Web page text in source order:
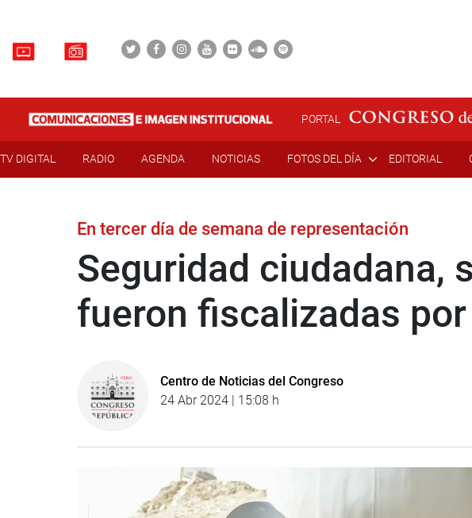
PORTAL
TV DIGITAL RADIO AGENDA NOTICIAS FOTOS DEL DÍA EDITORIAL
En tercer día de semana de representación
Seguridad ciudadana,
fueron fiscalizadas
Centro de Noticias del Congreso
24 Abr 2024 | 15:08 h